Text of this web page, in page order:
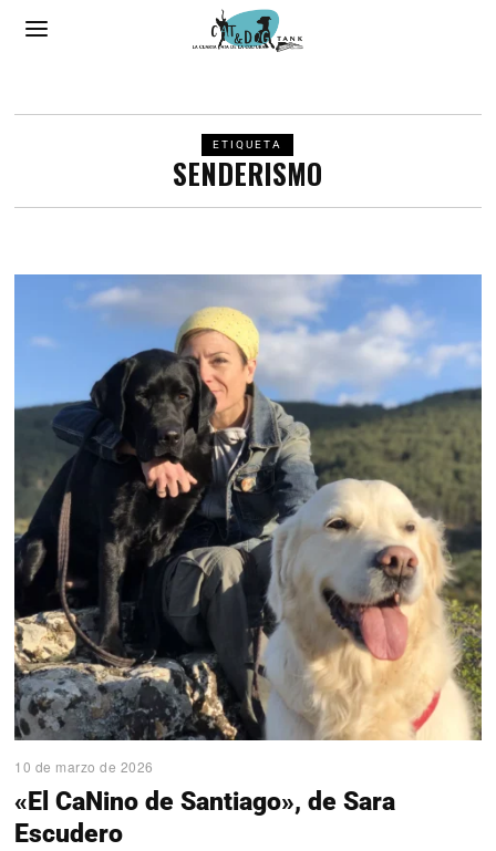
ETIQUETA
SENDERISMO
10 de marzo de 2026
«El CaNino de Santiago», de Sara
Escudero